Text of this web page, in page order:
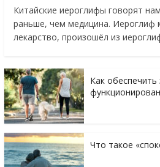
Китайские иероглифы говорят
раньше, чем медицина. Иероглиф
лекарство, произошёл из
Как
Что такое